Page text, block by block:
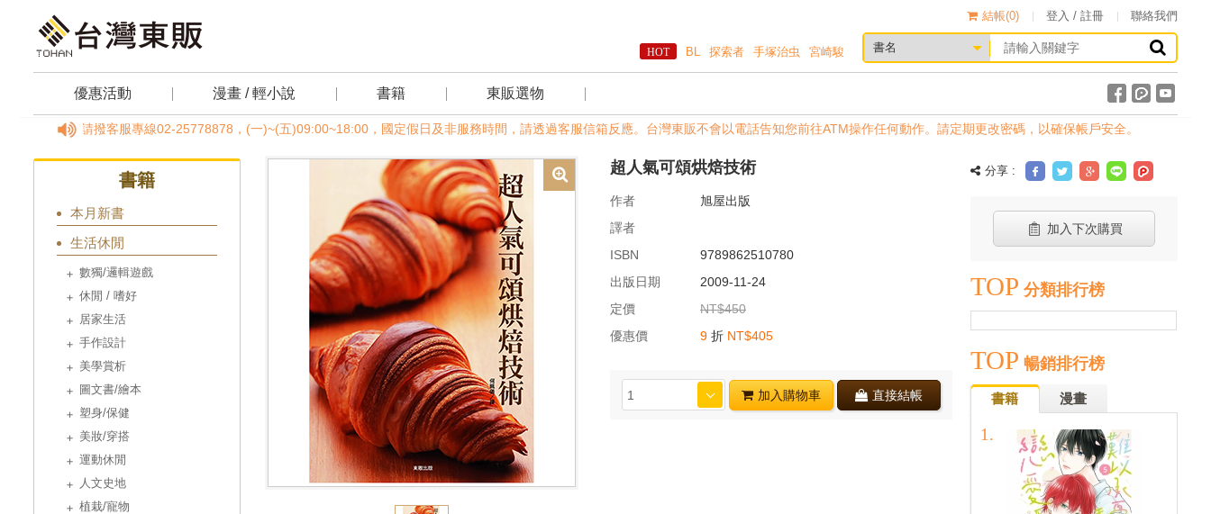
結帳(0) 登入 / 註冊 聯絡我們
BL 探索者 手塚治虫 宮崎駿
優惠活動 漫畫 / 輕小說 書籍 東販選物
問，請撥客服專線02-25778878，(一)~(五)09:00~18:00，國定假日及非服務時間，請透過客服信箱反應。台灣東販不會以電話告知您前往ATM操作任何動作。請定期更改密碼，以確保帳戶安全。
書籍
本月新書
生活休閒
數獨/邏輯遊戲
休閒 / 嗜好
居家生活
手作設計
美學賞析
圖文書/繪本
塑身/保健
美妝/穿搭
運動休閒
人文史地
植栽/寵物
超人氣可頌烘焙技術
作者
旭屋出版
譯者
ISBN
9789862510780
出版日期
2009-11-24
定價
NT$450
優惠價
9 折 NT$405
加入購物車 直接結帳
分享 :
加入下次購買
TOP 分類排行榜
TOP 暢銷排行榜
書籍 漫畫